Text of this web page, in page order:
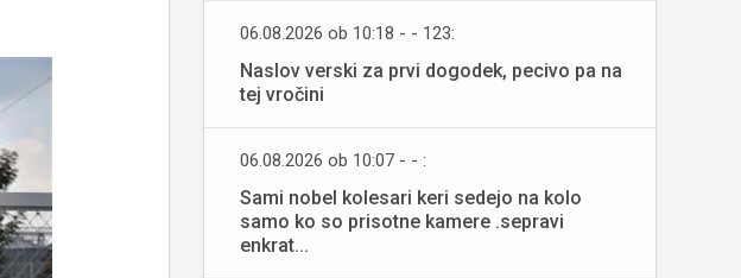
06.08.2026 ob 10:18 - - 123:
Naslov verski za prvi dogodek, pecivo pa na
tej vročini
06.08.2026 ob 10:07 - - :
Sami nobel kolesari keri sedejo na kolo
samo ko so prisotne kamere .sepravi
enkrat...